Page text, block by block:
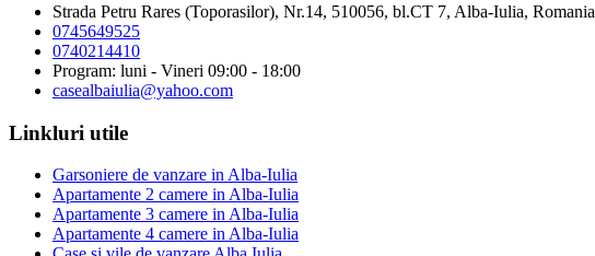
Strada Petru Rares (Toporasilor), Nr.14, 510056, bl.CT 7, Alba-Iulia, Romania
0745649525
0740214410
Program: luni - Vineri 09:00 - 18:00
casealbaiulia@yahoo.com
Linkluri utile
Garsoniere de vanzare in Alba-Iulia
Apartamente 2 camere in Alba-Iulia
Apartamente 3 camere in Alba-Iulia
Apartamente 4 camere in Alba-Iulia